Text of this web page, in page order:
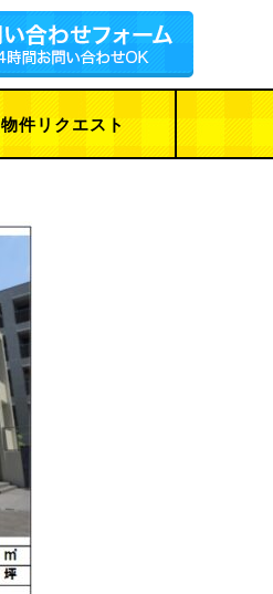
物件リクエスト